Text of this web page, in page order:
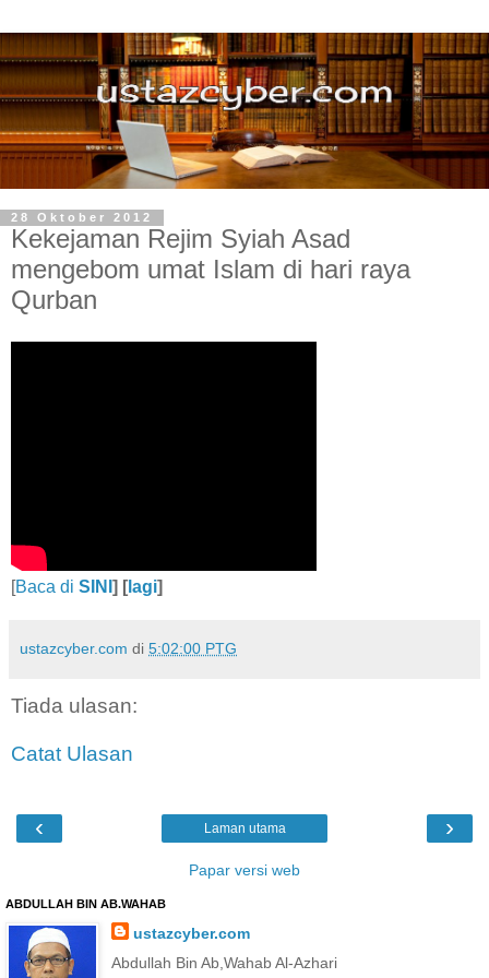
28 Oktober 2012
Kekejaman Rejim Syiah Asad
mengebom umat Islam di hari raya
Qurban
[Baca di SINI ] [ lagi]
ustazcyber.com di 5:02:00 PTG
Tiada ulasan:
Catat Ulasan
‹ ›
Laman utama
Papar versi web
ABDULLAH BIN AB.WAHAB
ustazcyber.com
Abdullah Bin Ab,Wahab Al-Azhari